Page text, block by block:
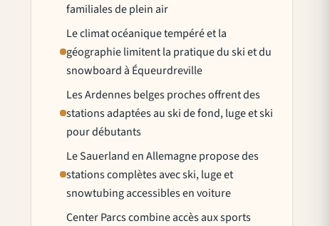
familiales de plein air
Le climat océanique tempéré et la
géographie limitent la pratique du ski et du
snowboard à Équeurdreville
Les Ardennes belges proches offrent des
stations adaptées au ski de fond, luge et ski
pour débutants
Le Sauerland en Allemagne propose des
stations complètes avec ski, luge et
snowtubing accessibles en voiture
Center Parcs combine accès aux sports